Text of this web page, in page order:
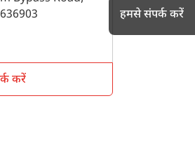
636903
करें
हमसे संपर्क करें